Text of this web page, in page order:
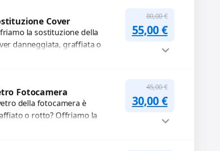
Cover
la sostituzione della
danneggiata, graffiata o
80,00€
Il prezzo
55,00€Il prezzo
Fotocamera
della fotocamera è
o rotto? Offriamo la
45,00€
Il prezzo
30,00€Il prezzo